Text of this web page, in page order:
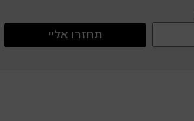
תחזרו אליי